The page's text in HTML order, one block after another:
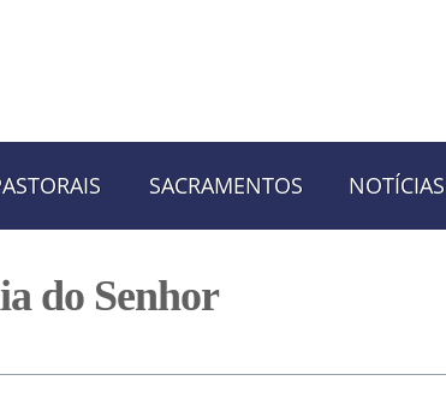
SACRAMENTOS NOTÍCIAS
do Senhor